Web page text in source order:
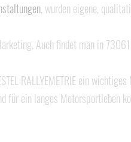
, wurden eigene,
Auch findet man in 73061
RALLYEMETRIE ein
für ein langes Motorsportleben